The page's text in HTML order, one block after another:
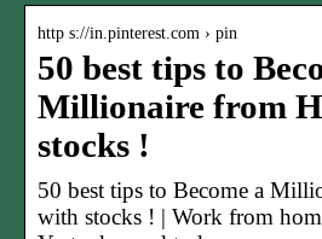
http s://in.pinterest.com › pin
50 best tips to
Millionaire from
stocks !
50 best tips to Become a
with stocks ! | Work from